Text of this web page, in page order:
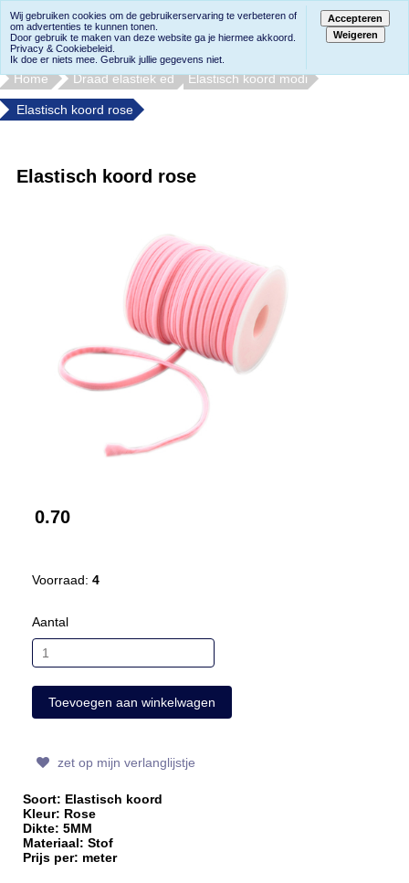
Home Draad elastiek ed Elastisch koord modi
Elastisch koord rose
Elastisch koord rose
0.70
Voorraad: 4
Aantal
zet op mijn verlanglijstje
Soort: Elastisch koord
Kleur: Rose
Dikte: 5MM
Materiaal: Stof
Prijs per: meter
Wij gebruiken cookies om de gebruikerservaring te verbeteren of
om advertenties te kunnen tonen.
Door gebruik te maken van deze website ga je hiermee akkoord.
Privacy & Cookiebeleid.
Ik doe er niets mee. Gebruik jullie gegevens niet.
Accepteren
Weigeren